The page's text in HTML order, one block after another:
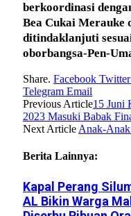
berkoordinasi
Bea Cukai Merauke
ditindaklanjuti
oborbangsa-Pen-
Share. Facebook Twitter
Telegram Email
Previous Article15 Juni
2023 Masuki Babak
Next Article Anak-
Berita Lainnya:
Kapal Perang
AL Bikin Warga